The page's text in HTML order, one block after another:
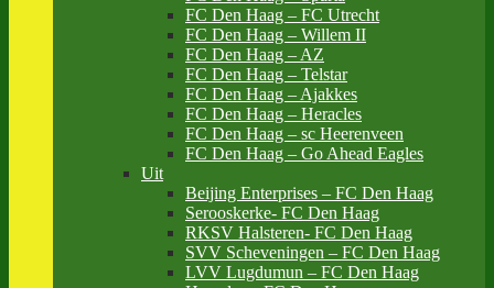
FC Den Haag – FC Utrecht
FC Den Haag – Willem II
FC Den Haag – AZ
FC Den Haag – Telstar
FC Den Haag – Ajakkes
FC Den Haag – Heracles
FC Den Haag – sc Heerenveen
FC Den Haag – Go Ahead Eagles
Uit
Beijing Enterprises – FC Den Haag
Serooskerke- FC Den Haag
RKSV Halsteren- FC Den Haag
SVV Scheveningen – FC Den Haag
LVV Lugdumun – FC Den Haag